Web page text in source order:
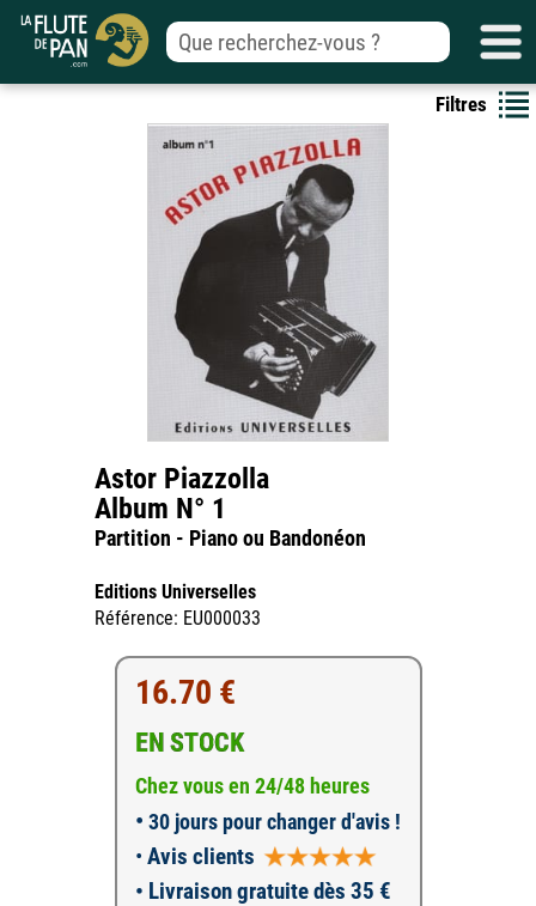
Filtres
Astor Piazzolla
Album N° 1
Partition - Piano ou Bandonéon
Editions Universelles
Référence: EU000033
16.70 €
EN STOCK
Chez vous en 24/48 heures
• 30 jours pour changer d'avis !
• Avis clients
• Livraison gratuite dès 35 €